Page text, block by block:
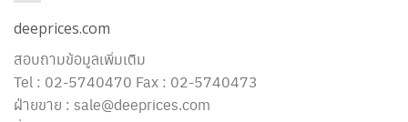
deeprices.com
สอบถามข้อมูลเพิ่มเติม
Tel : 02-5740470 Fax : 02-5740473
ฝ่ายขาย : sale@deeprices.com